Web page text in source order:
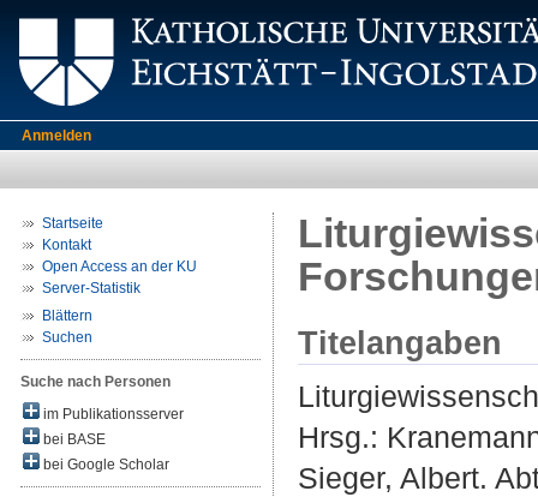
Anmelden
Startseite
Kontakt
Open Access an der KU
Server-Statistik
Blättern
Suchen
Suche nach Personen
im Publikationsserver
bei BASE
bei Google Scholar
Titelangaben
Hrsg.:
Sieger, Albert.